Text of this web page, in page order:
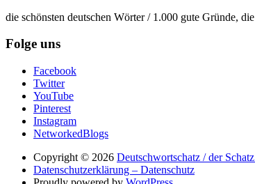
die schönsten deutschen Wörter / 1.000 gute Gründe,
Folge uns
Facebook
Twitter
YouTube
Pinterest
Instagram
NetworkedBlogs
Copyright © 2026 Deutschwortschatz / der
Datenschutzerklärung – Datenschutz